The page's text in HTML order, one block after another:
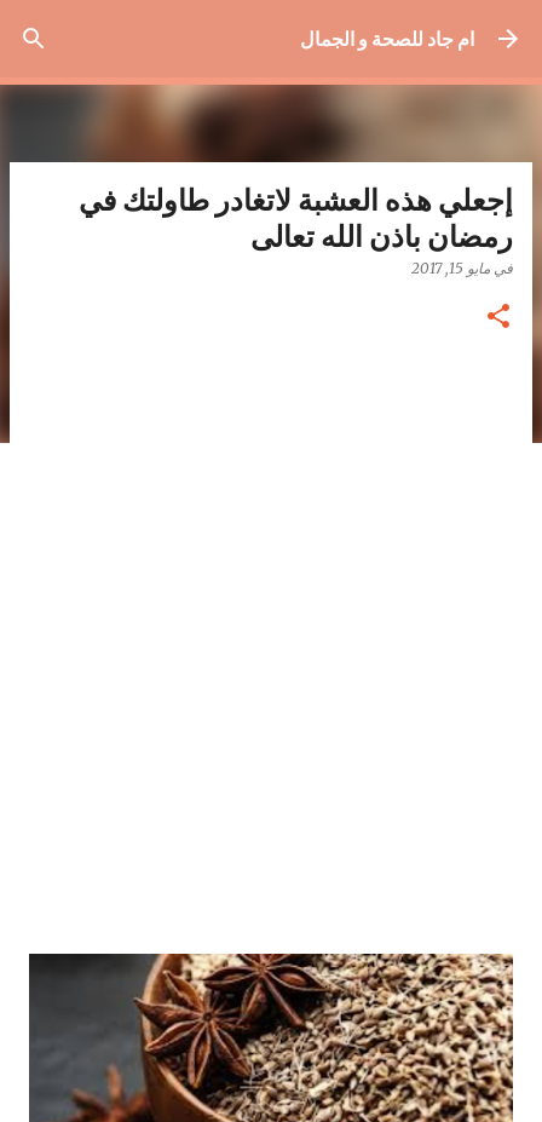
التخطي إلى المحتوى الرئيسيام جاد للصحة و الجمال
إجعلي هذه العشبة لاتغادر طاولتك في
رمضان باذن الله تعالى
في مايو 15, 2017